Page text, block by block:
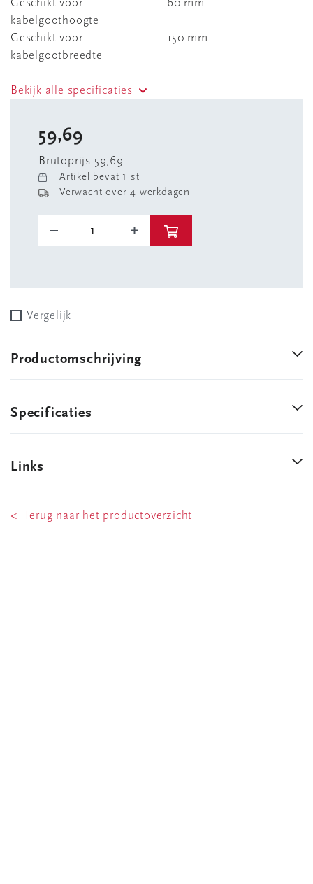
Geschikt voor
kabelgoothoogte
60 mm
Geschikt voor
kabelgootbreedte
150 mm
Bekijk alle specificaties
59,69
Brutoprijs 59,69
Artikel bevat 1 st
Verwacht over 4 werkdagen
Vergelijk
Productomschrijving
Specificaties
Links
< Terug naar het productoverzicht